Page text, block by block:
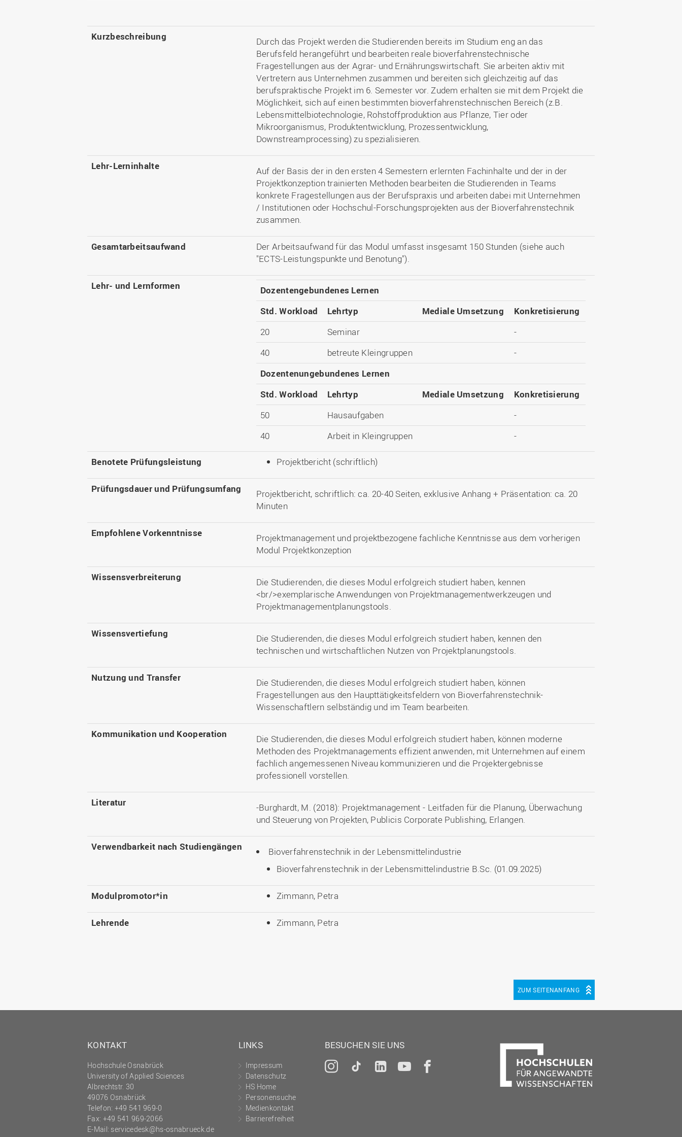
Kurzbeschreibung
Durch das Projekt werden die Studierenden bereits im Studium eng an das
Berufsfeld herangeführt und bearbeiten reale bioverfahrenstechnische
Fragestellungen aus der Agrar- und Ernährungswirtschaft. Sie arbeiten aktiv mit
Vertretern aus Unternehmen zusammen und bereiten sich gleichzeitig auf das
berufspraktische Projekt im 6. Semester vor. Zudem erhalten sie mit dem Projekt die
Möglichkeit, sich auf einen bestimmten bioverfahrenstechnischen Bereich (z.B.
Lebensmittelbiotechnologie, Rohstoffproduktion aus Pflanze, Tier oder
Mikroorganismus, Produktentwicklung, Prozessentwicklung,
Downstreamprocessing) zu spezialisieren.
Lehr-Lerninhalte
Auf der Basis der in den ersten 4 Semestern erlernten Fachinhalte und der in der
Projektkonzeption trainierten Methoden bearbeiten die Studierenden in Teams
konkrete Fragestellungen aus der Berufspraxis und arbeiten dabei mit Unternehmen
/ Institutionen oder Hochschul-Forschungsprojekten aus der Bioverfahrenstechnik
zusammen.
Gesamtarbeitsaufwand
Der Arbeitsaufwand für das Modul umfasst insgesamt 150 Stunden (siehe auch
"ECTS-Leistungspunkte und Benotung").
Lehr- und Lernformen
Dozentengebundenes Lernen
Std. Workload
Lehrtyp Mediale Umsetzung
Konkretisierung
20
Seminar
-
40
betreute Kleingruppen
-
Dozentenungebundenes Lernen
Std. Workload
Lehrtyp Mediale Umsetzung
Konkretisierung
50
Hausaufgaben
-
40
Arbeit in Kleingruppen -
Benotete Prüfungsleistung Projektbericht (schriftlich)
Prüfungsdauer und Prüfungsumfang
Projektbericht, schriftlich: ca. 20-40 Seiten, exklusive Anhang + Präsentation: ca. 20
Minuten
Empfohlene Vorkenntnisse
Projektmanagement und projektbezogene fachliche Kenntnisse aus dem vorherigen
Modul Projektkonzeption
Wissensverbreiterung
Die Studierenden, die dieses Modul erfolgreich studiert haben, kennen
<br/>exemplarische Anwendungen von Projektmanagementwerkzeugen und
Projektmanagementplanungstools.
Wissensvertiefung
Die Studierenden, die dieses Modul erfolgreich studiert haben, kennen den
technischen und wirtschaftlichen Nutzen von Projektplanungstools.
Nutzung und Transfer
Die Studierenden, die dieses Modul erfolgreich studiert haben, können
Fragestellungen aus den Haupttätigkeitsfeldern von Bioverfahrenstechnik-
Wissenschaftlern selbständig und im Team bearbeiten.
Kommunikation und Kooperation
Die Studierenden, die dieses Modul erfolgreich studiert haben, können moderne
Methoden des Projektmanagements effizient anwenden, mit Unternehmen auf einem
fachlich angemessenen Niveau kommunizieren und die Projektergebnisse
professionell vorstellen.
Literatur
-Burghardt, M. (2018): Projektmanagement - Leitfaden für die Planung, Überwachung
und Steuerung von Projekten, Publicis Corporate Publishing, Erlangen.
Verwendbarkeit nach Studiengängen
Bioverfahrenstechnik in der Lebensmittelindustrie
Bioverfahrenstechnik in der Lebensmittelindustrie B.Sc. (01.09.2025)
Modulpromotor*in Zimmann, Petra
Lehrende Zimmann, Petra
ZUM SEITENANFANG
KONTAKT
Hochschule Osnabrück
University of Applied Sciences
Albrechtstr. 30
49076 Osnabrück
Telefon: +49 541 969-0
Fax: +49 541 969-2066
E-Mail: servicedesk@hs-osnabrueck.de
LINKS
Impressum
Datenschutz
HS Home
Personensuche
Medienkontakt
Barrierefreiheit
BESUCHEN SIE UNS
Instagram
TiktokLinkedInYouTube